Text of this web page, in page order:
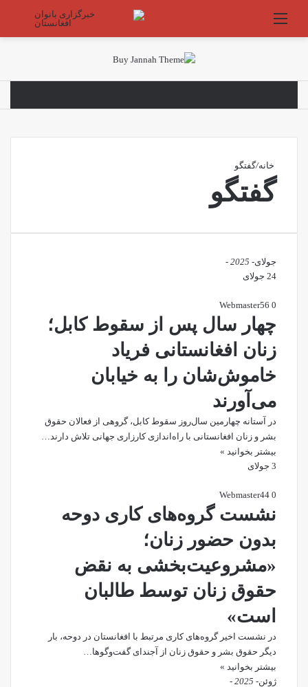
منو
خانه/گفتگو
گفتگو
جولای- 2025 -
24 جولای
Webmaster 0
چهار سال پس از سقوط کابل؛
زنان افغانستانی فریاد
خاموش‌شان را به خیابان
می‌آورند
در آستانه چهارمین سال‌روز سقوط کابل، گروهی از فعالان حقوق
بشر و زنان افغانستانی با راه‌اندازی کارزاری جهانی تلاش دارند…
بیشتر بخوانید »
3 جولای
Webmaster 0
نشست گروه‌های کاری دوحه
بدون حضور زنان؛
«مشروعیت‌بخشی به نقض
حقوق زنان توسط طالبان
است»
در نشست اخیر گروه‌های کاری مرتبط با افغانستان در دوحه، بار
دیگر حقوق بشر و حقوق زنان از آجندای گفت‌وگوها…
بیشتر بخوانید »
ژوئن- 2025 -